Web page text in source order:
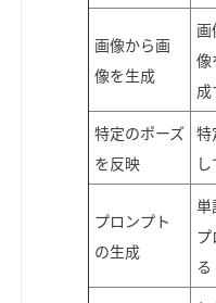
画像から画
像を生成
画
像
成
特定のポーズ
を反映
特
プロンプト
の生成
単
る